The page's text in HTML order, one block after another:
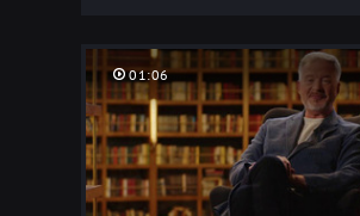
01:06